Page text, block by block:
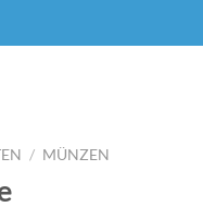
/ MÜNZEN